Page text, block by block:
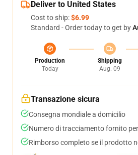
Deliver to United States
Cost to ship:$6.99
Standard - Order today to get by
Production
Today
Shipping
Aug. 09
Transazione sicura
Consegna mondiale a domicilio
Numero di tracciamento fornito
Rimborso completo se il prodotto